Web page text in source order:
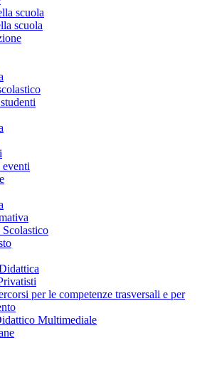
scuola
scuola
per le competenze trasversali e per
Multimediale